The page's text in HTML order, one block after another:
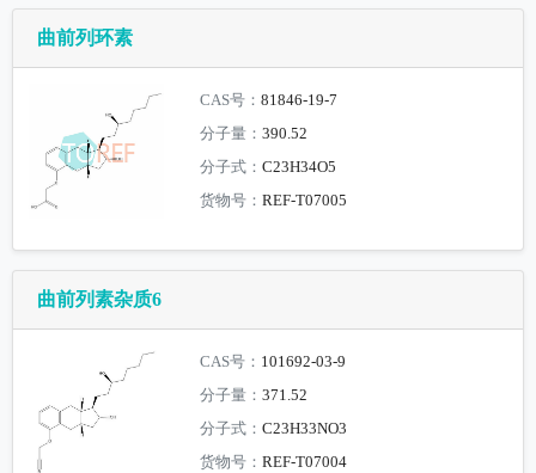
曲前列环素
CAS号：81846-19-7
分子量：390.52
分子式：C23H34O5
货物号：REF-T07005
曲前列素杂质6
CAS号： 101692-03-9
分子量：371.52
分子式：C23H33NO3
货物号：REF-T07004